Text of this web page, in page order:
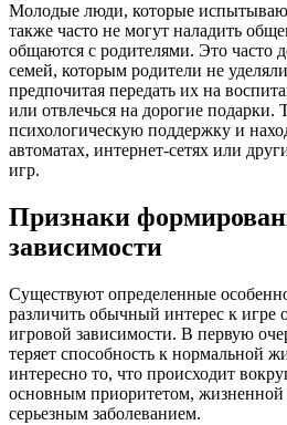
Молодые люди, которые
также часто не могут наладить
общаются с родителями. Это часто
семей, которым родители не
предпочитая передать их на
или отвлечься на дорогие подарки.
психологическую поддержку и
автоматах, интернет-сетях или
игр.
Признаки
зависимости
Существуют определенные
различить обычный интерес к игре
игровой зависимости. В первую
теряет способность к нормальной
интересно то, что происходит
основным приоритетом, жизненной
серьезным заболеванием.